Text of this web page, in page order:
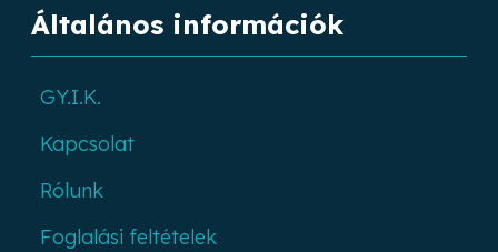
Általános információk
GY.I.K.
Kapcsolat
Rólunk
Foglalási feltételek